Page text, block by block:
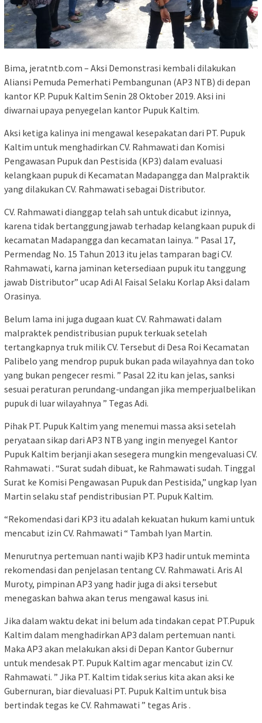
Bima, jeratntb.com – Aksi Demonstrasi kembali dilakukan
Aliansi Pemuda Pemerhati Pembangunan (AP3 NTB) di depan
kantor KP. Pupuk Kaltim Senin 28 Oktober 2019. Aksi ini
diwarnai upaya penyegelan kantor Pupuk Kaltim.
Aksi ketiga kalinya ini mengawal kesepakatan dari PT. Pupuk
Kaltim untuk menghadirkan CV. Rahmawati dan Komisi
Pengawasan Pupuk dan Pestisida (KP3) dalam evaluasi
kelangkaan pupuk di Kecamatan Madapangga dan Malpraktik
yang dilakukan CV. Rahmawati sebagai Distributor.
CV. Rahmawati dianggap telah sah untuk dicabut izinnya,
karena tidak bertanggungjawab terhadap kelangkaan pupuk di
kecamatan Madapangga dan kecamatan lainya. ” Pasal 17,
Permendag No. 15 Tahun 2013 itu jelas tamparan bagi CV.
Rahmawati, karna jaminan ketersediaan pupuk itu tanggung
jawab Distributor” ucap Adi Al Faisal Selaku Korlap Aksi dalam
Orasinya.
Belum lama ini juga dugaan kuat CV. Rahmawati dalam
malpraktek pendistribusian pupuk terkuak setelah
tertangkapnya truk milik CV. Tersebut di Desa Roi Kecamatan
Palibelo yang mendrop pupuk bukan pada wilayahnya dan toko
yang bukan pengecer resmi. ” Pasal 22 itu kan jelas, sanksi
sesuai peraturan perundang-undangan jika memperjualbelikan
pupuk di luar wilayahnya ” Tegas Adi.
Pihak PT. Pupuk Kaltim yang menemui massa aksi setelah
peryataan sikap dari AP3 NTB yang ingin menyegel Kantor
Pupuk Kaltim berjanji akan sesegera mungkin mengevaluasi CV.
Rahmawati . “Surat sudah dibuat, ke Rahmawati sudah. Tinggal
Surat ke Komisi Pengawasan Pupuk dan Pestisida,” ungkap Iyan
Martin selaku staf pendistribusian PT. Pupuk Kaltim.
“Rekomendasi dari KP3 itu adalah kekuatan hukum kami untuk
mencabut izin CV. Rahmawati “ Tambah Iyan Martin.
Menurutnya pertemuan nanti wajib KP3 hadir untuk meminta
rekomendasi dan penjelasan tentang CV. Rahmawati. Aris Al
Muroty, pimpinan AP3 yang hadir juga di aksi tersebut
menegaskan bahwa akan terus mengawal kasus ini.
Jika dalam waktu dekat ini belum ada tindakan cepat PT.Pupuk
Kaltim dalam menghadirkan AP3 dalam pertemuan nanti.
Maka AP3 akan melakukan aksi di Depan Kantor Gubernur
untuk mendesak PT. Pupuk Kaltim agar mencabut izin CV.
Rahmawati. ” Jika PT. Kaltim tidak serius kita akan aksi ke
Gubernuran, biar dievaluasi PT. Pupuk Kaltim untuk bisa
bertindak tegas ke CV. Rahmawati ” tegas Aris .